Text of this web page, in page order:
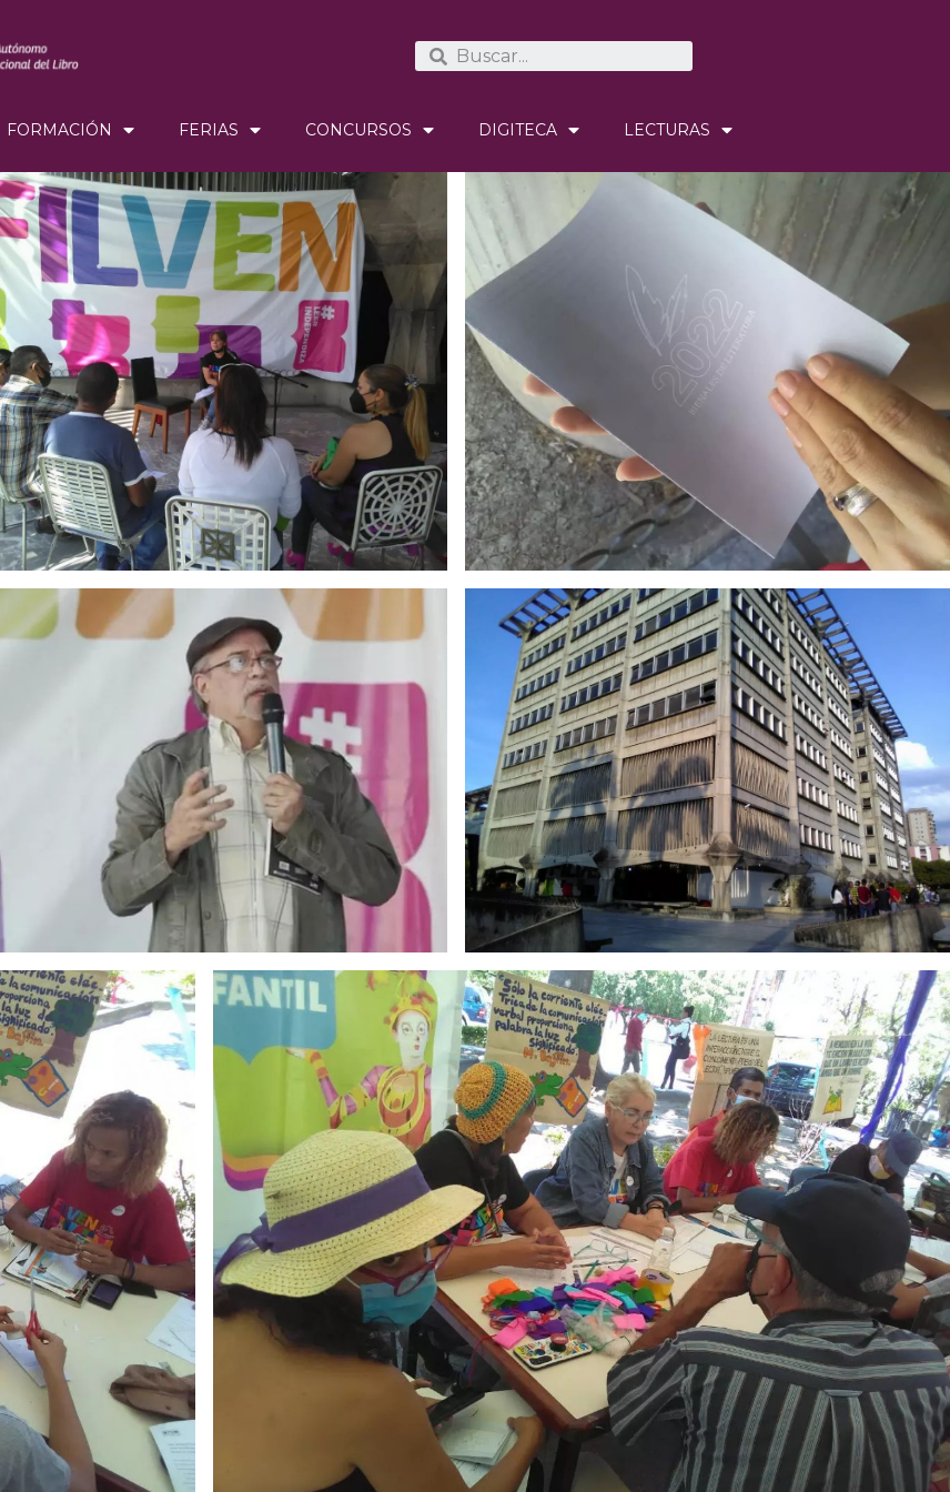
FORMACIÓN FERIAS CONCURSOS DIGITECA LECTURAS